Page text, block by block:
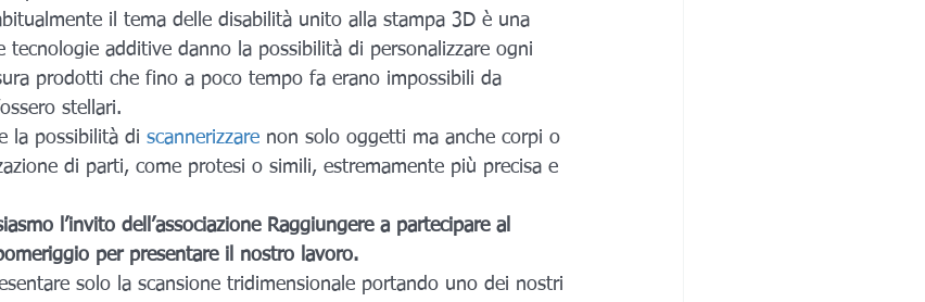
il tema delle disabilità unito alla stampa 3D è una
tecnologie additive danno la possibilità di personalizzare ogni
prodotti che fino a poco tempo fa erano impossibili da
stellari.
la possibilità di scannerizzare non solo oggetti ma anche corpi o
di parti, come protesi o simili, estremamente più precisa e
l’invito dell’associazione Raggiungere a partecipare al
per presentare il nostro lavoro.
solo la scansione tridimensionale portando uno dei nostri